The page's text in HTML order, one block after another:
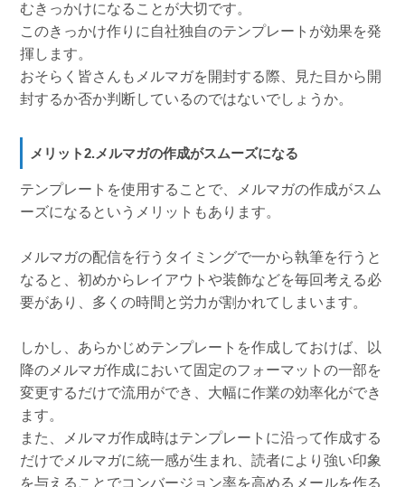
むきっかけになることが大切です。
このきっかけ作りに自社独自のテンプレートが効果を発
揮します。
おそらく皆さんもメルマガを開封する際、見た目から開
封するか否か判断しているのではないでしょうか。
メリット2.メルマガの作成がスムーズになる
テンプレートを使用することで、メルマガの作成がスム
ーズになるというメリットもあります。
メルマガの配信を行うタイミングで一から執筆を行うと
なると、初めからレイアウトや装飾などを毎回考える必
要があり、多くの時間と労力が割かれてしまいます。
しかし、あらかじめテンプレートを作成しておけば、以
降のメルマガ作成において固定のフォーマットの一部を
変更するだけで流用ができ、大幅に作業の効率化ができ
ます。
また、メルマガ作成時はテンプレートに沿って作成する
だけでメルマガに統一感が生まれ、読者により強い印象
を与えることでコンバージョン率を高めるメールを作る